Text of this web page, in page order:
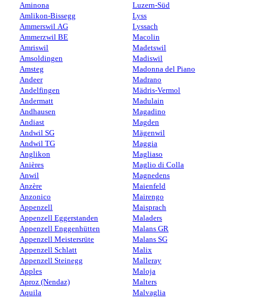
Aminona
Amlikon-Bissegg
Ammerswil AG
Ammerzwil BE
Amriswil
Amsoldingen
Amsteg
Andeer
Andelfingen
Andermatt
Andhausen
Andiast
Andwil SG
Andwil TG
Anglikon
Anières
Anwil
Anzère
Anzonico
Appenzell
Appenzell Eggerstanden
Appenzell Enggenhütten
Appenzell Meistersrüte
Appenzell Schlatt
Appenzell Steinegg
Apples
Aproz (Nendaz)
Aquila
Luzern-Süd
Lyss
Lyssach
Macolin
Madetswil
Madiswil
Madonna del Piano
Madrano
Mädris-Vermol
Madulain
Magadino
Magden
Mägenwil
Maggia
Magliaso
Maglio di Colla
Magnedens
Maienfeld
Mairengo
Maisprach
Maladers
Malans GR
Malans SG
Malix
Malleray
Maloja
Malters
Malvaglia